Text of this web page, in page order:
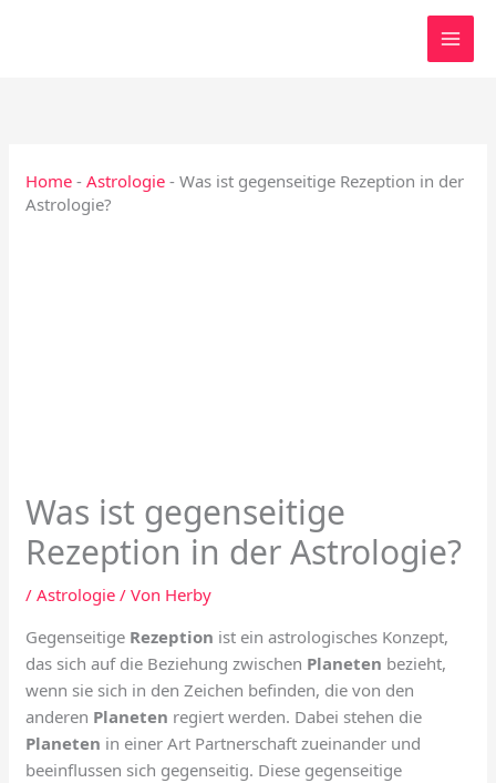
Home -Astrologie -Was ist gegenseitige Rezeption in der
Astrologie?
Was ist gegenseitige
Rezeption in der Astrologie?
/Astrologie / Von Herby
Gegenseitige Rezeption ist ein astrologisches Konzept,
das sich auf die Beziehung zwischen Planeten bezieht,
wenn sie sich in den Zeichen befinden, die von den
anderen Planeten regiert werden. Dabei stehen die
Planeten in einer Art Partnerschaft zueinander und
beeinflussen sich gegenseitig. Diese gegenseitige